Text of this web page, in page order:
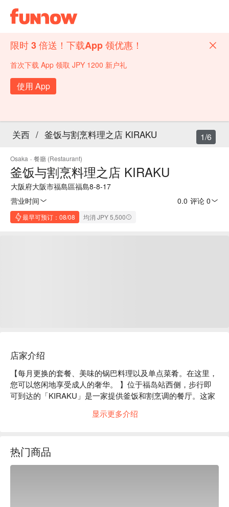
限时 3 倍送！下载App 领优惠！
首次下载 App 领取 JPY 1200 新户礼
使用 App
关西 / 釜饭与割烹料理之店 KIRAKU
Osaka · 餐廳 (Restaurant)
釜饭与割烹料理之店 KIRAKU
大阪府大阪市福島區福島8-8-17
营业时间
0.0 评论 0
最早可预订：08/08 均消 JPY 5,500
1/6
店家介绍
【每月更换的套餐、美味的锅巴料理以及单点菜肴。在这里，
您可以悠闲地享受成人的奢华。 】位于福岛站西侧，步行即
可到达的「KIRAKU」是一家提供釜饭和割烹调的餐厅。这家
入餐厅，映入眼帘的是一整块木材打造的吧台。厨师将以他逼
材烹调的套餐。套餐每月更新，让您随时都能品尝到当季特有
的美味，享受无限乐趣。此外，这里还提供可轻松享用的单点
显示更多介绍
热门商品